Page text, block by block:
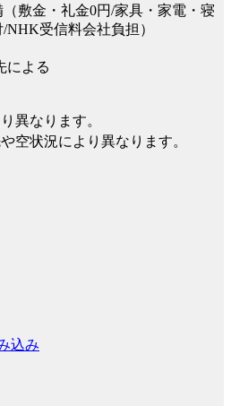
（敷金・礼金0円/家具・家電・寝
受信料会社負担）
による
異なります。
空状況により異なります。
込み